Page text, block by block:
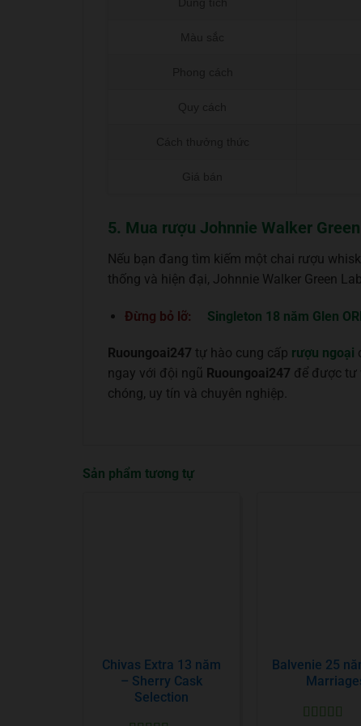
5. Mua rượu Johnnie Walker
Nếu bạn đang tìm kiếm một chai rượu
thống và hiện đại, Johnnie Walker Green
Đừng bỏ lỡ: Singleton 18 năm Glen
Ruoungoai247 tự hào cung cấp rượu ngoại
ngay với đội ngũ Ruoungoai247 để được tư
chóng, uy tín và chuyên nghiệp.
Sản phẩm tương tự
Chivas Extra 13 năm
– Sherry Cask
Selection
Balvenie 25